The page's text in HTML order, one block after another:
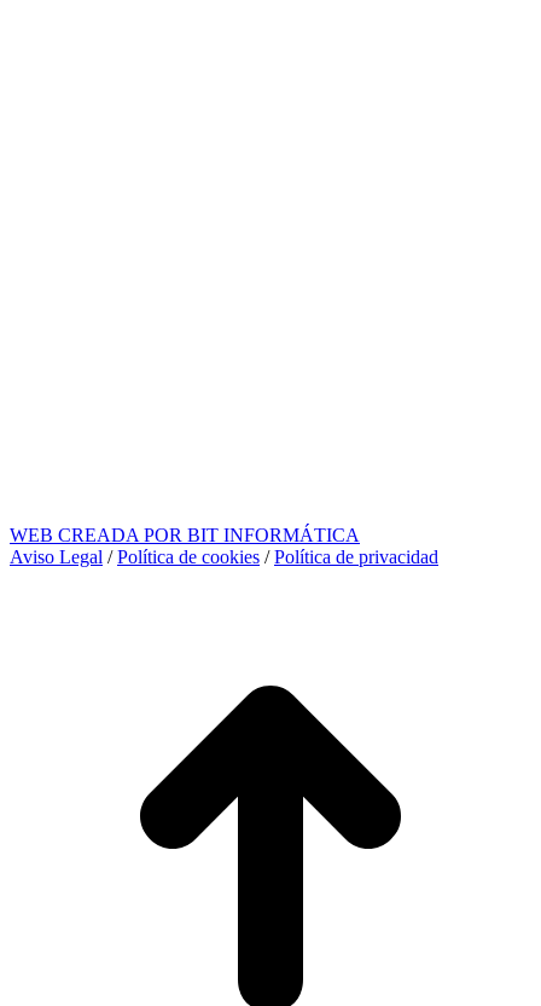
WEB CREADA POR BIT INFORMÁTICA
Aviso Legal /Política de cookies /Política de privacidad